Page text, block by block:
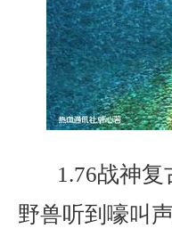
1.76战神
野兽听到嚎叫